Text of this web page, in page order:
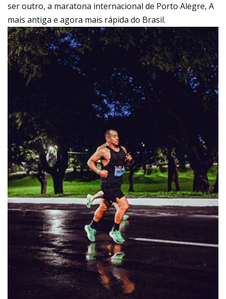
ser outro, a maratona internacional de Porto Alegre, A
mais antiga e agora mais rápida do Brasil.